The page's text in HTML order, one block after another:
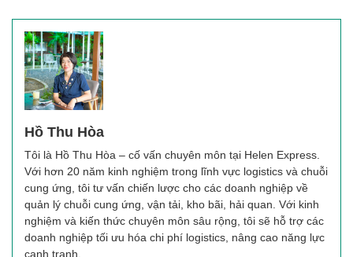
Hồ Thu Hòa
Tôi là Hồ Thu Hòa – cố vấn chuyên môn tại Helen Express.
Với hơn 20 năm kinh nghiệm trong lĩnh vực logistics và chuỗi
cung ứng, tôi tư vấn chiến lược cho các doanh nghiệp về
quản lý chuỗi cung ứng, vận tải, kho bãi, hải quan. Với kinh
nghiệm và kiến thức chuyên môn sâu rộng, tôi sẽ hỗ trợ các
doanh nghiệp tối ưu hóa chi phí logistics, nâng cao năng lực
cạnh tranh.